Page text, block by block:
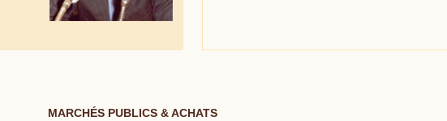
MARCHÉS PUBLICS & ACHATS